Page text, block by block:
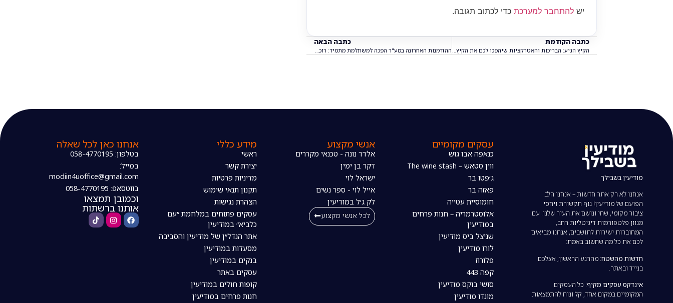
יש להתחבר למערכת כדי לכתוב תגובה.
כתבה הקודמת
הקיץ הגיע: הבריכות והאטרקציות שיהפכו לכם את הקיץ במודיעין
כתבה הבאה
ההזדמנות האחרונה במע"ר הפכה למשתלמת מתמיד: רוכשים דירה ב-My Avenue ומקבלים שובר ענק לניופאן
מודיעין בשבילך
אנחנו לא רק אתר חדשות – אנחנו הלב
הפועם של מודיעין! גוף תקשורת ויחסי
ציבור מקומי, שחי ונושם את העיר שלנו. עם
מגוון פלטפורמות דיגיטליות רחב,
המחוברות ישירות לתושבים, אנחנו מביאים
לכם את כל מה שחשוב באמת:
חדשות מהשטח: מהרגע הראשון, אצלכם
בנייד ובאתר.
אינדקס עסקים מקיף: כל העסקים
המקומיים במקום אחד, קל ונוח להתמצאות.
עסקים מקומיים
כנאפה אבו גוש
ווין סטאש – The wine stash
ג׳פטו בר
פאזה בר
חומוסיית עטייה
אלוסטרמריה – חנות פרחים
במודיעין
שניצל ביס מודיעין
לורו מודיעין
פלורוז
קפה 443
סושי בוקס מודיעין
מונדו מודיעין
אנשי מקצוע
אלדד נונה - טכנאי מקררים
דקר בן ימין
ישראל לוי
אייל לוי - ספר נשים
לק ג׳ל במודיעין
לכל אנשי מקצוע
מידע כללי
ראשי
יצירת קשר
מדיניות פרטיות
תקנון תנאי שימוש
הצהרת נגישות
עסקים פתוחים במלחמת ״עם
כלביא״ במודיעין
אתר הנדל״ן של מודיעין והסביבה
מסעדות במודיעין
בנקים במודיעין
עסקים באתר
קופות חולים במודיעין
חנות פרחים במודיעין
אנחנו כאן לכל שאלה
בטלפון: 058-4770195
במייל:
modiin4uoffice@gmail.com
בווטסאפ: 058-4770195
וכמובן תמצאו
אותנו ברשתות